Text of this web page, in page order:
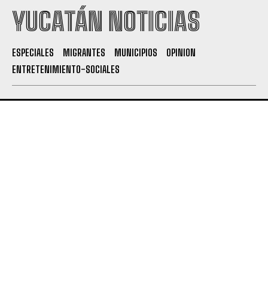
YUCATÁN NOTICIAS
ESPECIALES MIGRANTES MUNICIPIOS
OPINION
ENTRETENIMIENTO-SOCIALES